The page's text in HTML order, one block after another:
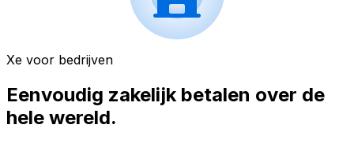
Xe voor bedrijven
Eenvoudig zakelijk betalen over de
hele wereld.